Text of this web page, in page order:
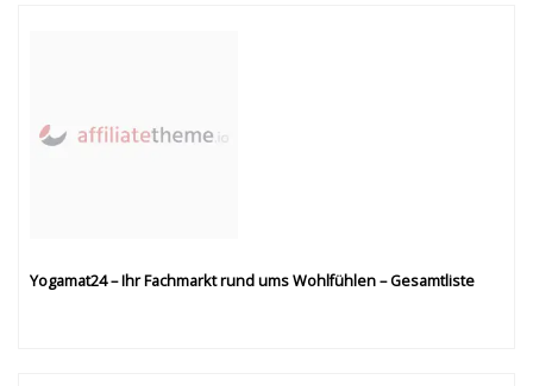
Yogamat24 – Ihr Fachmarkt rund ums Wohlfühlen – Gesamtliste